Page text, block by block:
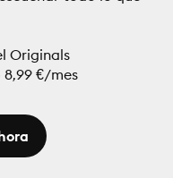
Originals
8,99 €/mes